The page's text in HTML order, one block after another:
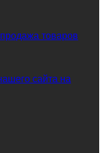
товаров
сайта на